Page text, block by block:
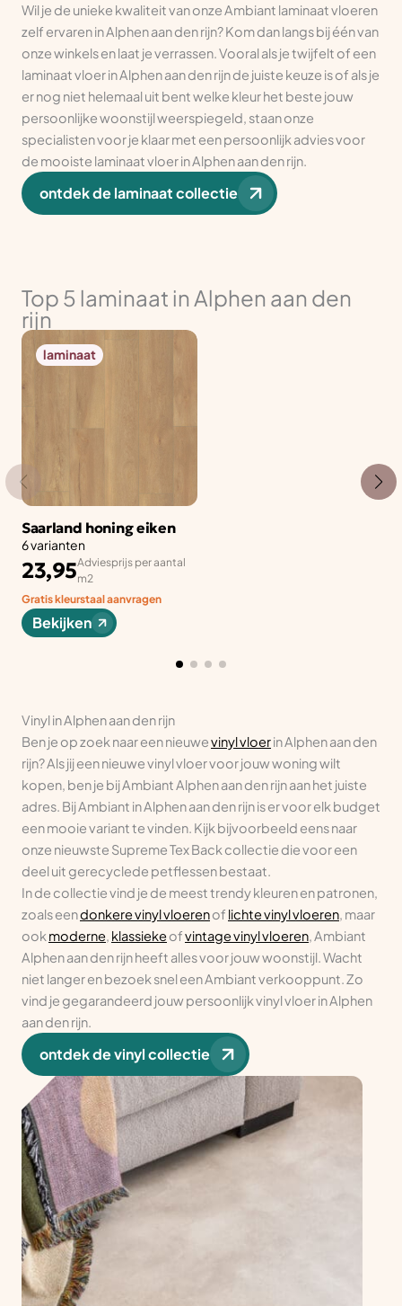
Wil je de unieke kwaliteit van onze Ambiant laminaat vloeren
zelf ervaren in Alphen aan den rijn? Kom dan langs bij één van
onze winkels en laat je verrassen. Vooral als je twijfelt of een
laminaat vloer in Alphen aan den rijn de juiste keuze is of als je
er nog niet helemaal uit bent welke kleur het beste jouw
persoonlijke woonstijl weerspiegeld, staan onze
specialisten voor je klaar met een persoonlijk advies voor
de mooiste laminaat vloer in Alphen aan den rijn.
ontdek de laminaat collectie
Top 5 laminaat in Alphen aan den
rijn
laminaat
Saarland honing eiken
6 varianten
23,95Adviesprijs per aantal
m2
Gratis kleurstaal aanvragen
Bekijken
Vinyl in Alphen aan den rijn
Ben je op zoek naar een nieuwevinyl vloerin Alphen aan den
rijn? Als jij een nieuwe vinyl vloer voor jouw woning wilt
kopen, ben je bij Ambiant Alphen aan den rijn aan het juiste
adres. Bij Ambiant in Alphen aan den rijn is er voor elk budget
een mooie variant te vinden. Kijk bijvoorbeeld eens naar
onze nieuwste Supreme Tex Back collectie die voor een
deel uit gerecyclede petflessen bestaat.
In de collectie vind je de meest trendy kleuren en patronen,
zoals eendonkere vinyl vloerenof lichte vinyl vloeren, maar
ook moderne, klassiekeofvintage vinyl vloeren, Ambiant
Alphen aan den rijn heeft alles voor jouw woonstijl. Wacht
niet langer en bezoek snel een Ambiant verkooppunt. Zo
vind je gegarandeerd jouw persoonlijk vinyl vloer in Alphen
aan den rijn.
ontdek de vinyl collectie